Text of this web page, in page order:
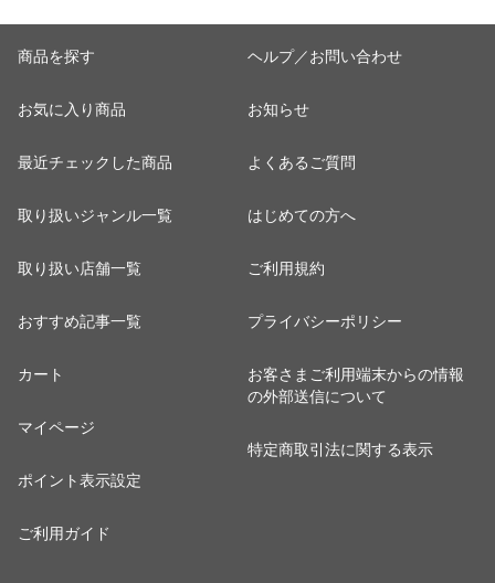
商品を探す
お気に入り商品
最近チェックした商品
取り扱いジャンル一覧
取り扱い店舗一覧
おすすめ記事一覧
カート
マイページ
ポイント表示設定
ご利用ガイド
ヘルプ／お問い合わせ
お知らせ
よくあるご質問
はじめての方へ
ご利用規約
プライバシーポリシー
お客さまご利用端末からの情報
の外部送信について
特定商取引法に関する表示